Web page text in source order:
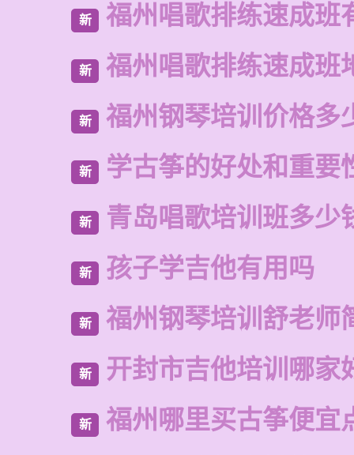
新 福州唱歌排练速成班
新 福州唱歌排练速成班
新 福州钢琴培训价格多
新 学古筝的好处和重要
新 青岛唱歌培训班多少
新 孩子学吉他有用吗
新 福州钢琴培训舒老师
新 开封市吉他培训哪家
新 福州哪里买古筝便宜